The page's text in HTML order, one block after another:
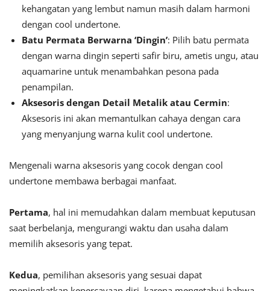
kehangatan yang lembut namun masih dalam harmoni
dengan cool undertone.
Batu Permata Berwarna ‘Dingin’: Pilih batu permata
dengan warna dingin seperti safir biru, ametis ungu, atau
aquamarine untuk menambahkan pesona pada
penampilan.
Aksesoris dengan Detail Metalik atau Cermin:
Aksesoris ini akan memantulkan cahaya dengan cara
yang menyanjung warna kulit cool undertone.
Mengenali warna aksesoris yang cocok dengan cool
undertone membawa berbagai manfaat.
Pertama, hal ini memudahkan dalam membuat keputusan
saat berbelanja, mengurangi waktu dan usaha dalam
memilih aksesoris yang tepat.
Kedua, pemilihan aksesoris yang sesuai dapat